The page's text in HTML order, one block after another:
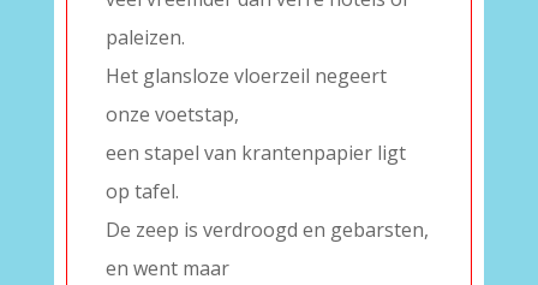
paleizen.
Het glansloze vloerzeil negeert
onze voetstap,
een stapel van krantenpapier ligt
op tafel.
De zeep is verdroogd en gebarsten,
en went maar